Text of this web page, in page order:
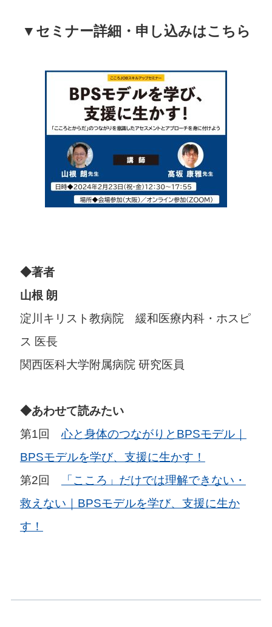
▼セミナー詳細・申し込みはこちら
◆著者
山根 朗
淀川キリスト教病院 緩和医療内科・ホスピ
ス 医長
関西医科大学附属病院 研究医員
◆あわせて読みたい
第1回心と身体のつながりとBPSモデル｜
BPSモデルを学び、支援に生かす！
第2回
「こころ」だけでは理解できない・
救えない｜BPSモデルを学び、支援に生か
す！